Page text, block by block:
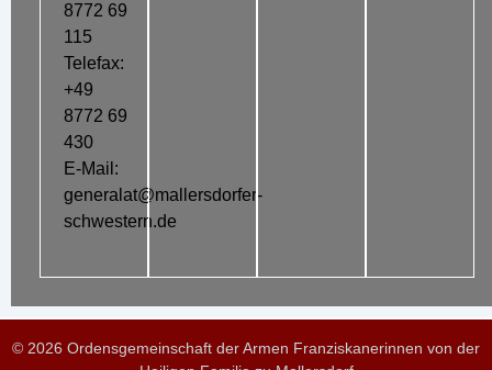
8772 69
115
Telefax:
+49
8772 69
430
E-Mail:
generalat@mallersdorfer-
schwestern.de
© 2026 Ordensgemeinschaft der Armen Franziskanerinnen von der